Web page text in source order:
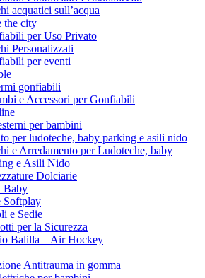
acquatici sull’acqua
the city
per Uso Privato
Personalizzati
per eventi
gonfiabili
e Accessori per Gonfiabili
per bambini
per ludoteche, baby parking e asili nido
e Arredamento per Ludoteche, baby
e Asili Nido
Dolciarie
Baby
Softplay
e Sedie
per la Sicurezza
Balilla – Air Hockey
Antitrauma in gomma